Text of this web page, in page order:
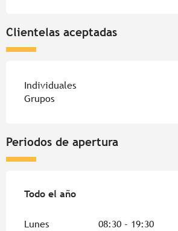
Clientelas aceptadas
Individuales
Grupos
Periodos de apertura
Todo el año
Todo el año
Lunes 08:30 - 19:30